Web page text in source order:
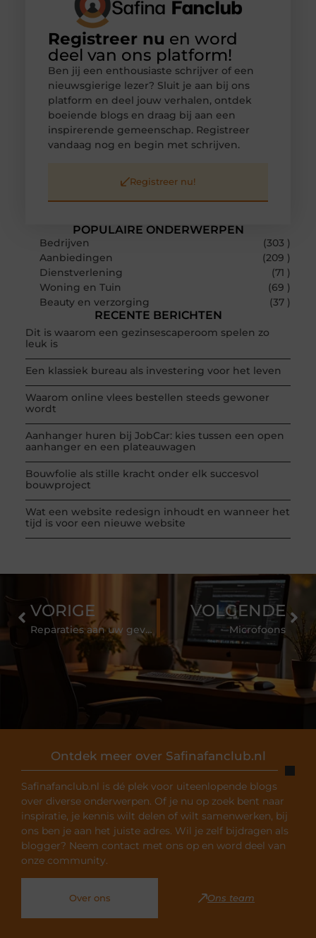
POPULAIRE ONDERWERPEN
Bedrijven
(303 )
Aanbiedingen
(209 )
Dienstverlening
(71 )
Woning en Tuin
(69 )
Beauty en verzorging
(37 )
RECENTE BERICHTEN
Dit is waarom een gezinsescaperoom spelen zo
leuk is
Een klassiek bureau als investering voor het leven
Waarom online vlees bestellen steeds gewoner
wordt
Aanhanger huren bij JobCar: kies tussen een open
aanhanger en een plateauwagen
Bouwfolie als stille kracht onder elk succesvol
bouwproject
Wat een website redesign inhoudt en wanneer het
tijd is voor een nieuwe website
Registreer nu en word
deel van ons platform!
Ben jij een enthousiaste schrijver of een
nieuwsgierige lezer? Sluit je aan bij ons
platform en deel jouw verhalen, ontdek
boeiende blogs en draag bij aan een
inspirerende gemeenschap. Registreer
vandaag nog en begin met schrijven.
Registreer nu!
Ontdek meer over Safinafanclub.nl
Safinafanclub.nl is dé plek voor uiteenlopende blogs
over diverse onderwerpen. Of je nu op zoek bent naar
inspiratie, je kennis wilt delen of wilt samenwerken, bij
ons ben je aan het juiste adres. Wil je zelf bijdragen als
blogger? Neem contact met ons op en word deel van
onze community.
Over ons Ons team
VORIGE
Reparaties aan uw gevel: Is dit nodig?
VOLGENDE
Microfoons